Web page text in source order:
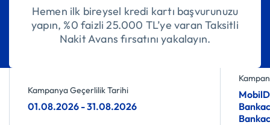
Hemen ilk bireysel kredi kartı başvurunuzu
yapın, %0 faizli 25.000 TL’ye varan Taksitli
Nakit Avans fırsatını yakalayın.
Kampanya Geçerlilik Tarihi
01.08.2026 - 31.08.2026